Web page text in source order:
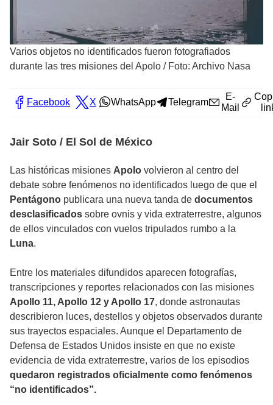
Varios objetos no identificados fueron fotografiados
durante las tres misiones del Apolo / Foto: Archivo Nasa
Facebook X WhatsApp Telegram
E-
Mail
Jair Soto / El Sol de México
Las históricas misiones Apolo volvieron al centro del
debate sobre fenómenos no identificados luego de que el
Pentágono publicara una nueva tanda de documentos
desclasificados sobre ovnis y vida extraterrestre, algunos
de ellos vinculados con vuelos tripulados rumbo a la
Luna.
Entre los materiales difundidos aparecen fotografías,
transcripciones y reportes relacionados con las misiones
Apollo 11, Apollo 12 y Apollo 17, donde astronautas
describieron luces, destellos y objetos observados durante
sus trayectos espaciales. Aunque el Departamento de
Defensa de Estados Unidos insiste en que no existe
evidencia de vida extraterrestre, varios de los episodios
quedaron registrados oficialmente como fenómenos
“no identificados”.